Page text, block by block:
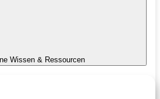
Wissen & Ressourcen